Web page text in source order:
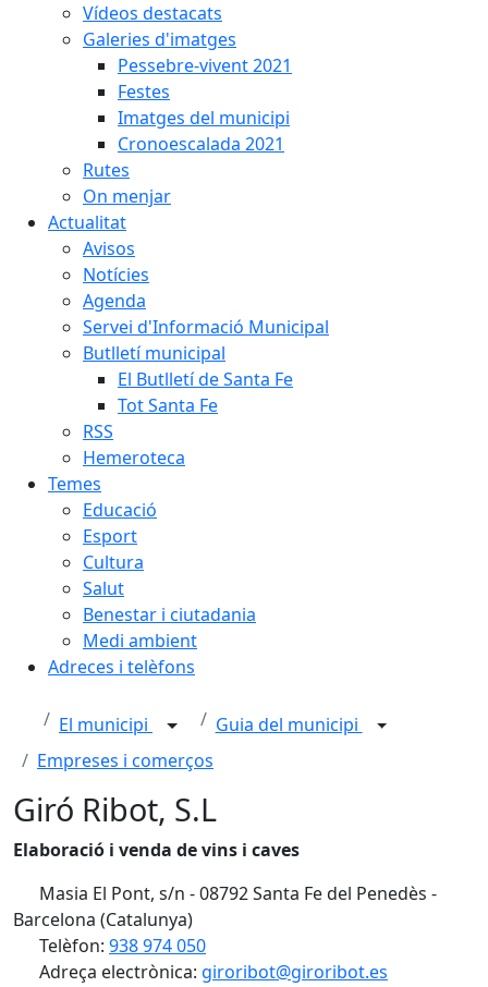
Vídeos destacats
Galeries d'imatges
Pessebre-vivent 2021
Festes
Imatges del municipi
Cronoescalada 2021
Rutes
On menjar
Actualitat
Avisos
Notícies
Agenda
Servei d'Informació Municipal
Butlletí municipal
El Butlletí de Santa Fe
Tot Santa Fe
RSS
Hemeroteca
Temes
Educació
Esport
Cultura
Salut
Benestar i ciutadania
Medi ambient
Adreces i telèfons
El municipi
Guia del municipi
Empreses i comerços
Giró Ribot, S.L
Elaboració i venda de vins i caves
Masia El Pont, s/n - 08792 Santa Fe del Penedès -
Barcelona (Catalunya)
Telèfon: 938 974 050
Adreça electrònica: giroribot@giroribot.es